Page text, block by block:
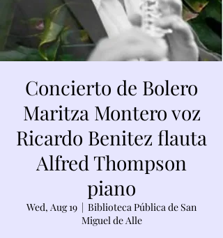
Concierto de Bolero
Maritza Montero voz
Ricardo Benitez flauta
Alfred Thompson
piano
Wed, Aug 19
  |
Biblioteca Pública de San
Miguel de Alle